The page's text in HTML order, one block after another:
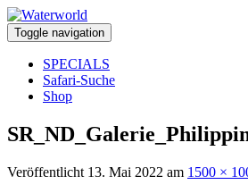
Toggle navigation
SPECIALS
Safari-Suche
Shop
Veröffentlicht 13. Mai 2022 am 1500 ×